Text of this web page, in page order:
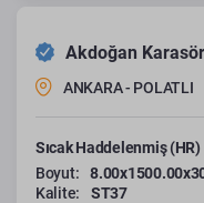
Akdoğan
ANKARA - POLATLI
Sıcak Haddelenmiş
Boyut:
Kalite:
ST37